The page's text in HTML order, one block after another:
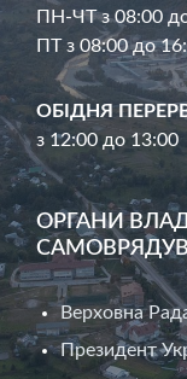
ПН-ЧТ з 08:00
ПТ з 08:00 до
ОБІДНЯ
з 12:00 до 13:00
ОРГАНИ
Верховна
Президент